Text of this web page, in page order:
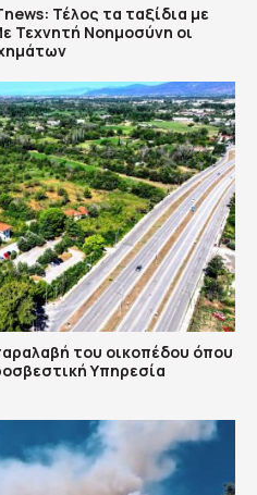
Τέλος τα ταξίδια με
Τεχνητή Νοημοσύνη οι
του οικοπέδου όπου
Υπηρεσία